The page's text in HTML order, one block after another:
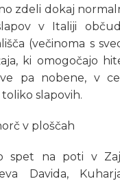
zdeli dokaj
v Italiji
(večinoma s
ki omogočajo
pa nobene, v
slapovih.
spet na poti v
Davida,